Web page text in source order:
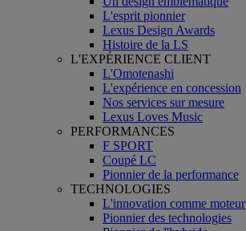
L'esprit pionnier
Lexus Design Awards
Histoire de la LS
L'EXPÉRIENCE CLIENT
L'Omotenashi
L'expérience en concession
Nos services sur mesure
Lexus Loves Music
PERFORMANCES
F SPORT
Coupé LC
Pionnier de la performance
TECHNOLOGIES
L'innovation comme moteur
Pionnier des technologies